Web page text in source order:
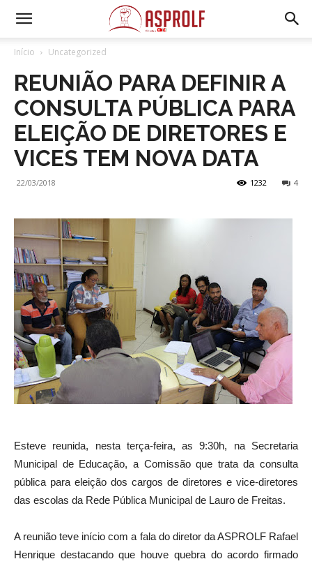
Início Uncategorized
REUNIÃO PARA DEFINIR A
CONSULTA PÚBLICA PARA
ELEIÇÃO DE DIRETORES E
VICES TEM NOVA DATA
22/03/2018 4
1232
Esteve reunida, nesta terça-feira, as 9:30h, na Secretaria
Municipal de Educação, a Comissão que trata da consulta
pública para eleição dos cargos de diretores e vice-diretores
das escolas da Rede Pública Municipal de Lauro de Freitas.
A reunião teve início com a fala do diretor da ASPROLF Rafael
Henrique destacando que houve quebra do acordo firmado